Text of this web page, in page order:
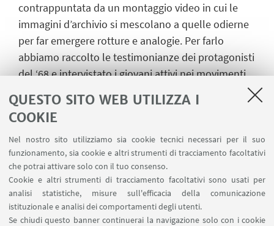
QUESTO SITO WEB UTILIZZA I
COOKIE
Nel nostro sito utilizziamo sia cookie tecnici necessari per il suo
funzionamento, sia cookie e altri strumenti di tracciamento facoltativi
che potrai attivare solo con il tuo consenso.
Cookie e altri strumenti di tracciamento facoltativi sono usati per
analisi statistiche, misure sull'efficacia della comunicazione
istituzionale e analisi dei comportamenti degli utenti.
Se chiudi questo banner continuerai la navigazione solo con i cookie
contrappuntata da un montaggio video in cui le
immagini d’archivio si mescolano a quelle odierne
per far emergere rotture e analogie. Per farlo
abbiamo raccolto le testimonianze dei protagonisti
del ‘68 e intervistato i giovani attivi nei movimenti
assieme alle canzoni di lotta del passato e del
presente, concorrono alla creazione di un
paesaggio sonoro che trae ispirazione dalle
composizioni per voce e nastro di Luigi Nono.
IN EVIDENZA